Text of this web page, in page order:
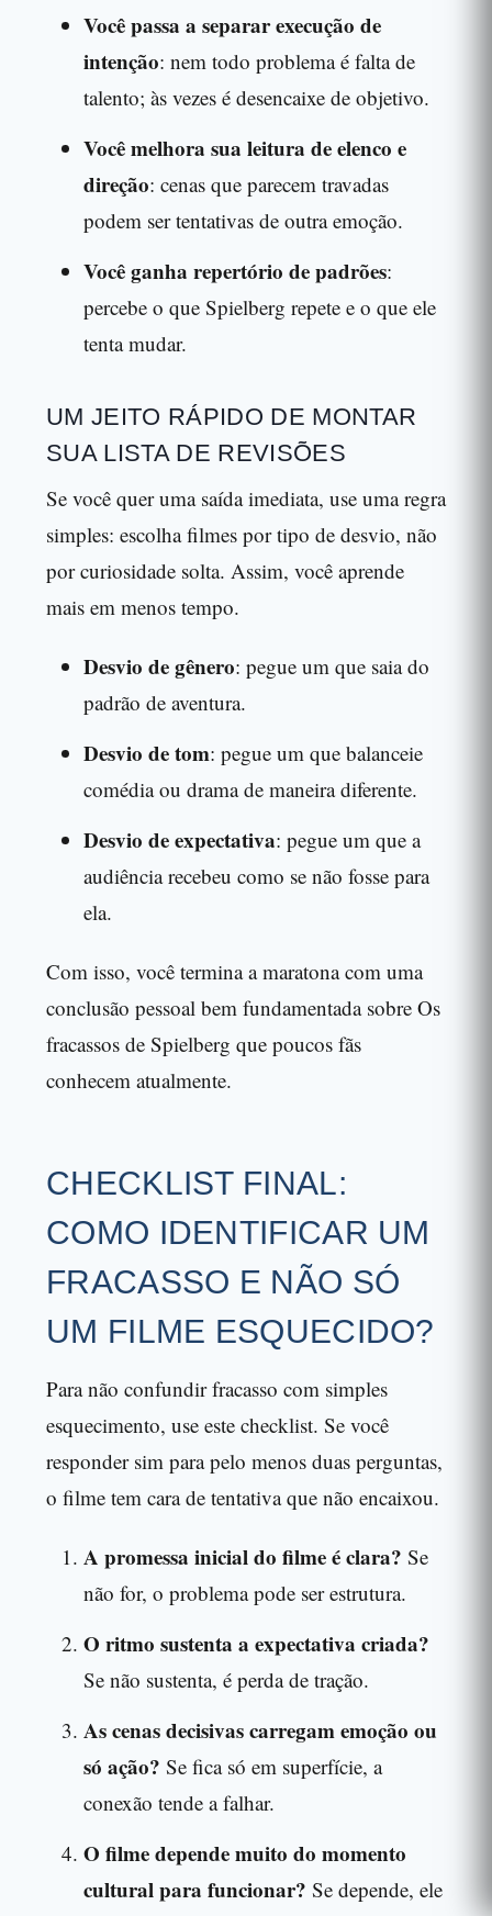
Você passa a separar execução de
intenção: nem todo problema é falta de
talento; às vezes é desencaixe de objetivo.
Você melhora sua leitura de elenco e
direção: cenas que parecem travadas
podem ser tentativas de outra emoção.
Você ganha repertório de padrões:
percebe o que Spielberg repete e o que ele
tenta mudar.
UM JEITO RÁPIDO DE MONTAR
SUA LISTA DE REVISÕES
Se você quer uma saída imediata, use uma regra
simples: escolha filmes por tipo de desvio, não
por curiosidade solta. Assim, você aprende
mais em menos tempo.
Desvio de gênero: pegue um que saia do
padrão de aventura.
Desvio de tom: pegue um que balanceie
comédia ou drama de maneira diferente.
Desvio de expectativa: pegue um que a
audiência recebeu como se não fosse para
ela.
Com isso, você termina a maratona com uma
conclusão pessoal bem fundamentada sobre Os
fracassos de Spielberg que poucos fãs
conhecem atualmente.
CHECKLIST FINAL:
COMO IDENTIFICAR UM
FRACASSO E NÃO SÓ
UM FILME ESQUECIDO?
Para não confundir fracasso com simples
esquecimento, use este checklist. Se você
responder sim para pelo menos duas perguntas,
o filme tem cara de tentativa que não encaixou.
A promessa inicial do filme é clara? Se
não for, o problema pode ser estrutura.
O ritmo sustenta a expectativa criada?
Se não sustenta, é perda de tração.
As cenas decisivas carregam emoção ou
só ação? Se fica só em superfície, a
conexão tende a falhar.
O filme depende muito do momento
cultural para funcionar? Se depende, ele